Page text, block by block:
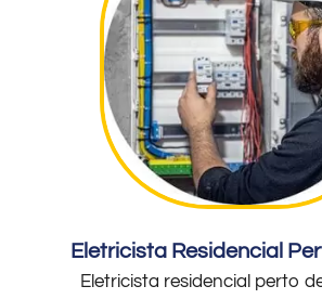
Eletricista Residencial
Eletricista residencial perto